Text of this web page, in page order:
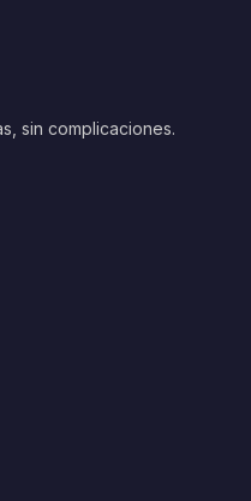
sin complicaciones.